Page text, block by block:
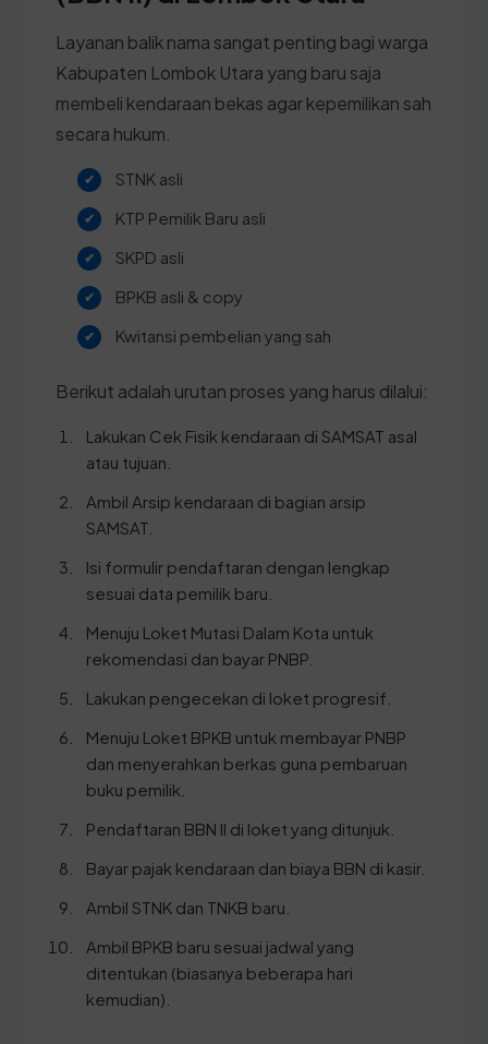
Layanan balik nama sangat penting bagi warga
Kabupaten Lombok Utara yang baru saja
membeli kendaraan bekas agar kepemilikan sah
secara hukum.
STNK asli
KTP Pemilik Baru asli
SKPD asli
BPKB asli & copy
Kwitansi pembelian yang sah
Berikut adalah urutan proses yang harus dilalui:
Lakukan Cek Fisik kendaraan di SAMSAT asal
atau tujuan.
Ambil Arsip kendaraan di bagian arsip
SAMSAT.
Isi formulir pendaftaran dengan lengkap
sesuai data pemilik baru.
Menuju Loket Mutasi Dalam Kota untuk
rekomendasi dan bayar PNBP.
Lakukan pengecekan di loket progresif.
Menuju Loket BPKB untuk membayar PNBP
dan menyerahkan berkas guna pembaruan
buku pemilik.
Pendaftaran BBN II di loket yang ditunjuk.
Bayar pajak kendaraan dan biaya BBN di kasir.
Ambil STNK dan TNKB baru.
Ambil BPKB baru sesuai jadwal yang
ditentukan (biasanya beberapa hari
kemudian).